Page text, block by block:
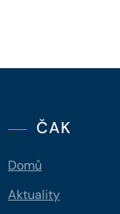
ČAK
Domů
Aktuality